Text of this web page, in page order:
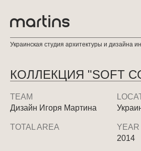
Украинская студия архитектуры и дизайна
КОЛЛЕКЦИЯ "SOFT
TEAM
Дизайн Игоря Мартина
TOTAL AREA
YEAR
2014